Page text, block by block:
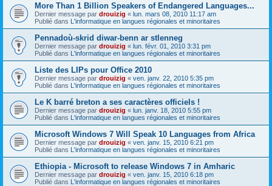
More Than 1 Billion Speakers of Endangered Languages...
Dernier message par drouizig « lun. mars 08, 2010 11:17 am
Publié dans L'informatique en langues régionales et minoritaires
Pennadoù-skrid diwar-benn ar stlenneg
Dernier message par drouizig « lun. févr. 01, 2010 3:31 pm
Publié dans L'informatique en langues régionales et minoritaires
Liste des LIPs pour Office 2010
Dernier message par drouizig « ven. janv. 22, 2010 5:35 pm
Publié dans L'informatique en langues régionales et minoritaires
Le K barré breton a ses caractères officiels !
Dernier message par drouizig « lun. janv. 18, 2010 5:55 pm
Publié dans L'informatique en langues régionales et minoritaires
Microsoft Windows 7 Will Speak 10 Languages from Africa
Dernier message par drouizig « ven. janv. 15, 2010 6:21 pm
Publié dans L'informatique en langues régionales et minoritaires
Ethiopia - Microsoft to release Windows 7 in Amharic
Dernier message par drouizig « ven. janv. 15, 2010 6:18 pm
Publié dans L'informatique en langues régionales et minoritaires